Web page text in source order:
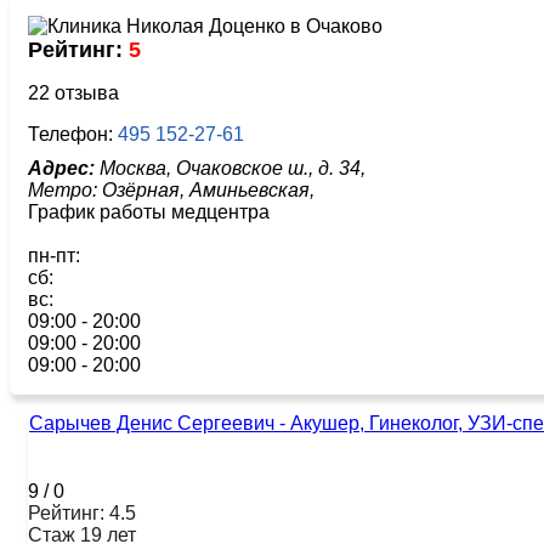
Рейтинг: 5
22 отзыва
Телефон: 495 152-27-61
Адрес: Москва, Очаковское ш., д. 34,
Метро: Озёрная, Аминьевская,
График работы медцентра
пн-пт:
сб:
вс:
09:00 - 20:00
09:00 - 20:00
09:00 - 20:00
Сарычев Денис Сергеевич - Акушер, Гинеколог, УЗИ-
9 /0
Рейтинг: 4.5
Стаж 19 лет